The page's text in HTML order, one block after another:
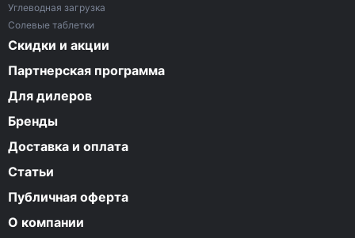
Углеводная загрузка
Солевые таблетки
Скидки и акции
Партнерская программа
Для дилеров
Бренды
Доставка и оплата
Статьи
Публичная оферта
О компании